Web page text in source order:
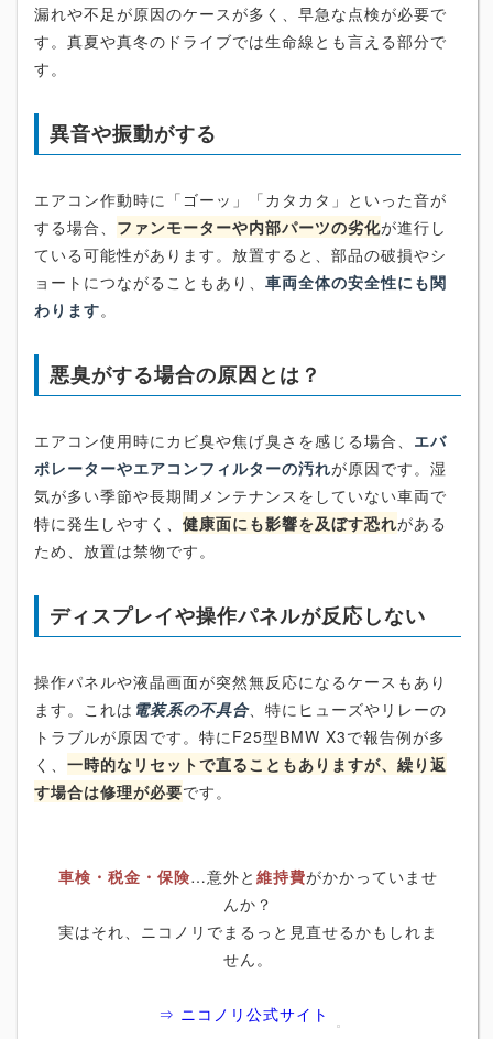
漏れや不足が原因のケースが多く、早急な点検が必要で
す。真夏や真冬のドライブでは生命線とも言える部分で
す。
異音や振動がする
エアコン作動時に「ゴーッ」「カタカタ」といった音が
する場合、 ファンモーターや内部パーツの劣化が進行し
ている可能性があります。放置すると、部品の破損やシ
ョートにつながることもあり、 車両全体の安全性にも関
わります。
悪臭がする場合の原因とは？
エアコン使用時にカビ臭や焦げ臭さを感じる場合、 エバ
ポレーターやエアコンフィルターの汚れが原因です。湿
気が多い季節や長期間メンテナンスをしていない車両で
特に発生しやすく、 健康面にも影響を及ぼす恐れがある
ため、放置は禁物です。
ディスプレイや操作パネルが反応しない
操作パネルや液晶画面が突然無反応になるケースもあり
ます。これは 電装系の不具合、特にヒューズやリレーの
トラブルが原因です。特にF25型BMW X3で報告例が多
く、 一時的なリセットで直ることもありますが、繰り返
す場合は修理が必要です。
車検・税金・保険…意外と 維持費がかかっていませ
んか？
実はそれ、ニコノリでまるっと見直せるかもしれま
せん。
⇒ ニコノリ公式サイト